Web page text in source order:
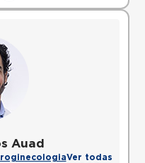
Auad
Ver todas